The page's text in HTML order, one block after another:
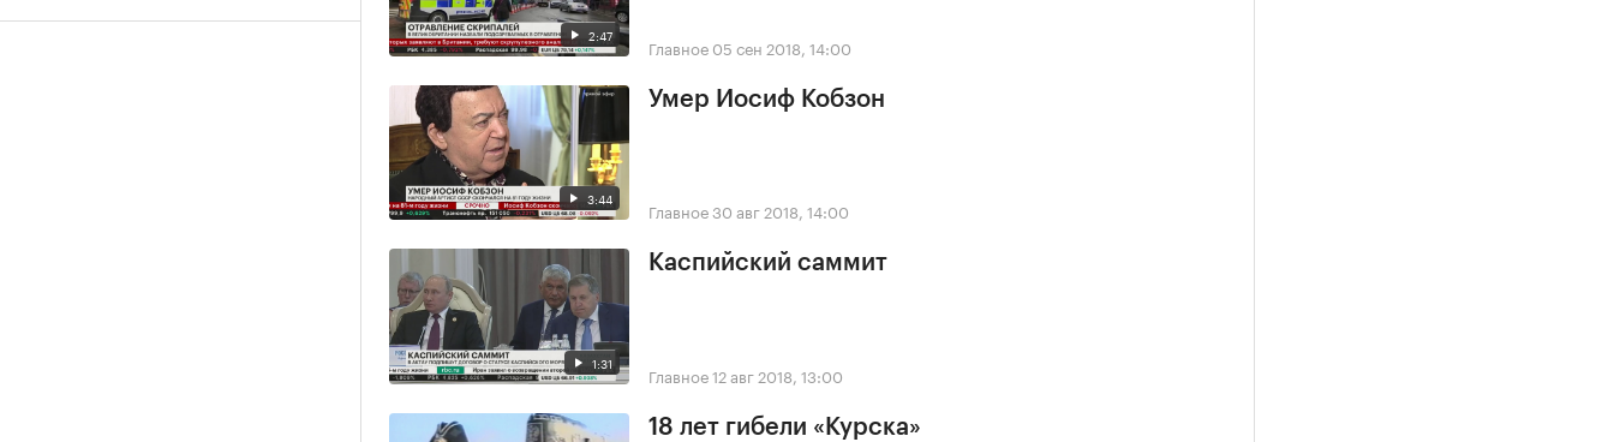
2:47 Главное 05 сен 2018, 14:00
3:44
Умер Иосиф Кобзон
Главное30 авг 2018, 14:00
1:31
Каспийский саммит
Главное12 авг 2018, 13:00
18 лет гибели «Курска»